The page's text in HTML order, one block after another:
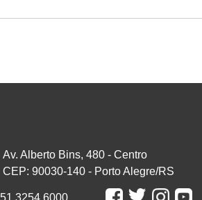
Av. Alberto Bins, 480 - Centro
CEP: 90030-140 - Porto Alegre/RS
51 3254.6000